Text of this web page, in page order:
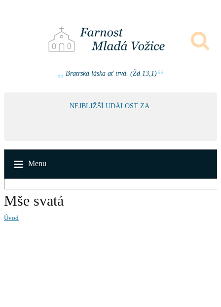
Bratrská láska ať trvá. (Žd 13,1)
NEJBLIŽŠÍ UDÁLOST ZA:
Menu
Mše svatá
Úvod